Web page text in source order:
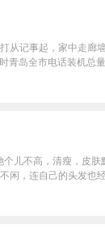
从记事起，家中走廊
青岛全市电话装机总
儿不高，清瘦，皮
闲，连自己的头发也